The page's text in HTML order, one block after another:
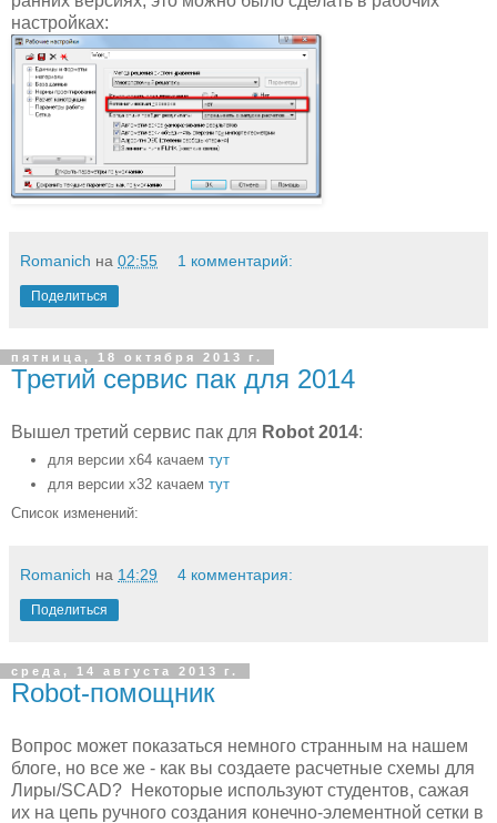
настройках:
Romanich на 02:55 1 комментарий:
Поделиться
пятница, 18 октября 2013 г.
Третий сервис пак для 2014
Вышел третий сервис пак для Robot 2014:
для версии х64 качаем тут
для версии х32 качаем тут
Список изменений:
Romanich на 14:29 4 комментария:
Поделиться
среда, 14 августа 2013 г.
Robot-помощник
Вопрос может показаться немного странным на нашем
блоге, но все же - как вы создаете расчетные схемы для
Лиры/SCAD? Некоторые используют студентов, сажая
их на цепь ручного создания конечно-элементной сетки в